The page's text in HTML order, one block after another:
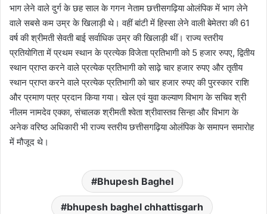
भाग लेने वाले दुर्ग के छह साल के गगन नेताम छत्तीसगढ़िया ओलंपिक में भाग लेने
वाले सबसे कम उम्र के खिलाड़ी थे। वहीं बांटी में हिस्सा लेने वाली बेमेतरा की 61
वर्ष की श्रीमती सेवती बाई सर्वाधिक उम्र की खिलाड़ी थीं। राज्य स्तरीय
प्रतियोगिता में प्रथम स्थान के प्रत्येक विजेता प्रतिभागी को 5 हजार रुपए, द्वितीय
स्थान प्राप्त करने वाले प्रत्येक प्रतिभागी को साढ़े चार हजार रुपए और तृतीय
स्थान प्राप्त करने वाले प्रत्येक प्रतिभागी को चार हजार रुपए की पुरस्कार राशि
और प्रमाण पत्र प्रदान किया गया। खेल एवं युवा कल्याण विभाग के सचिव श्री
नीलम नामदेव एक्का, संचालक श्रीमती श्वेता श्रीवास्तव सिन्हा और विभाग के
अनेक वरिष्ठ अधिकारी भी राज्य स्तरीय छत्तीसगढ़िया ओलंपिक के समापन समारोह
में मौजूद थे।
Bhupesh Baghel
bhupesh baghel chhattisgarh